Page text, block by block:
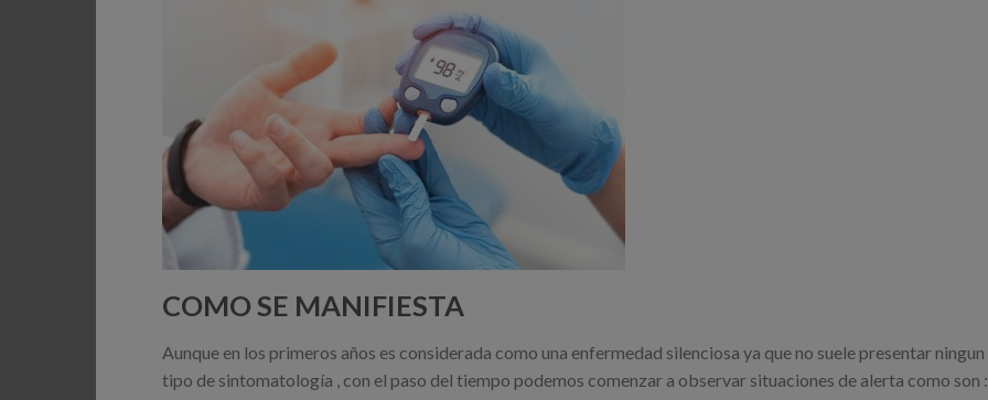
COMO SE MANIFIESTA
Aunque en los primeros años es considerada como una enfermedad silenciosa ya que no suele presentar ningun
tipo de sintomatología , con el paso del tiempo podemos comenzar a observar situaciones de alerta como son :